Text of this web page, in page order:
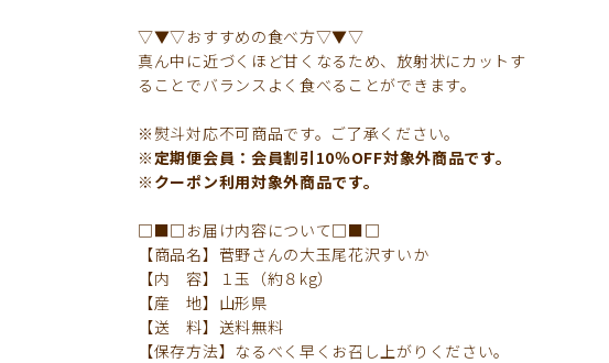
▽▼▽おすすめの食べ方▽▼▽
真ん中に近づくほど甘くなるため、放射状にカットす
ることでバランスよく食べることができます。
※熨斗対応不可商品です。ご了承ください。
※定期便会員：会員割引10％OFF対象外商品です。
※クーポン利用対象外商品です。
□■□お届け内容について□■□
【商品名】菅野さんの大玉尾花沢すいか
【内 容】１玉（約８kg）
【産 地】山形県
【送 料】送料無料
【保存方法】なるべく早くお召し上がりください。